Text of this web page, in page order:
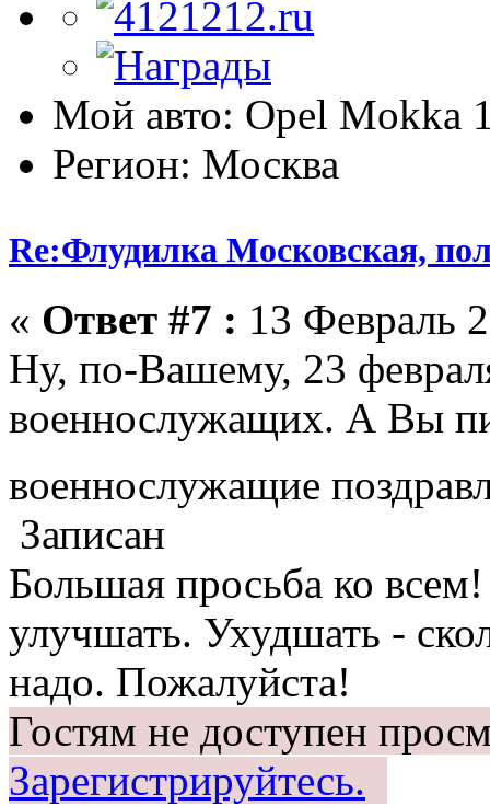
Мой авто: Opel
Регион: Москва
Re:Флудилка Московская,
« Ответ #7 : 13 Февраль
Ну, по-Вашему, 23
военнослужащих. А Вы
военнослужащие
Записан
Большая просьба ко
улучшать. Ухудшать -
надо. Пожалуйста!
Гостям не доступен
Зарегистрируйтесь.